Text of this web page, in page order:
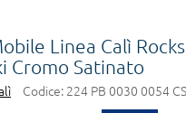
Linea Calì
Cromo Satinato
Codice: 224 PB 0030 0054 CS